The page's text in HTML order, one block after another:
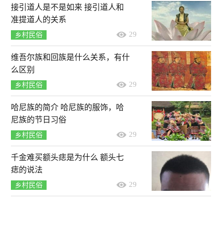
接引道人是不是如来 接引道人和
准提道人的关系
乡村民俗 29
维吾尔族和回族是什么关系，有什
么区别
乡村民俗 29
哈尼族的简介 哈尼族的服饰，哈
尼族的节日习俗
乡村民俗 29
千金难买额头痣是为什么 额头七
痣的说法
乡村民俗 29